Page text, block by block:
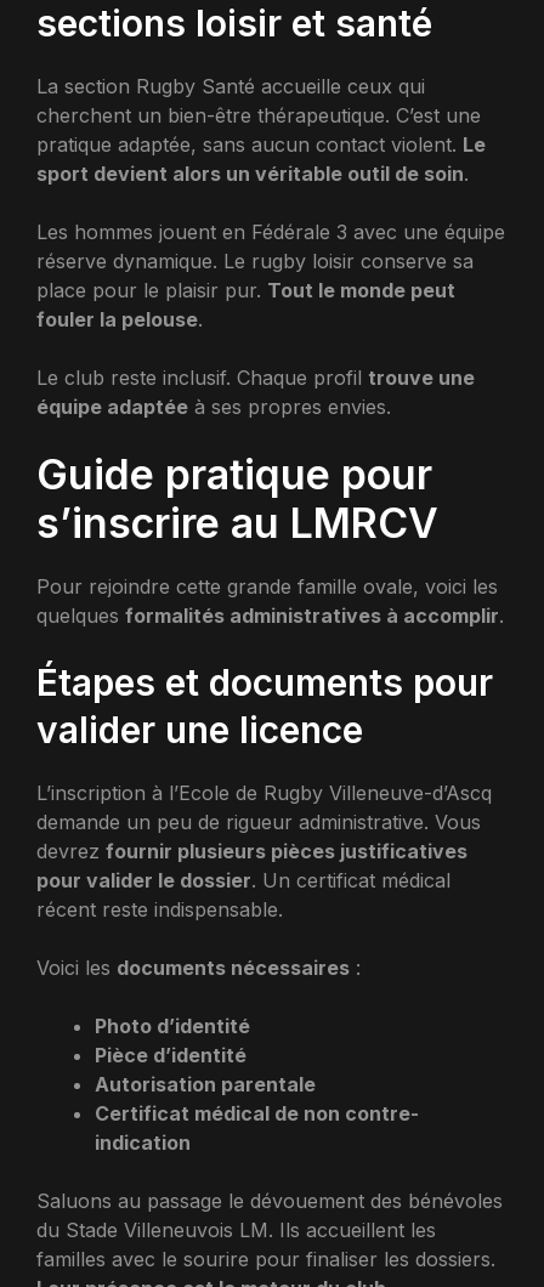
sections loisir et santé
La section Rugby Santé accueille ceux qui
cherchent un bien-être thérapeutique. C’est une
pratique adaptée, sans aucun contact violent. Le
sport devient alors un véritable outil de soin.
Les hommes jouent en Fédérale 3 avec une équipe
réserve dynamique. Le rugby loisir conserve sa
place pour le plaisir pur. Tout le monde peut
fouler la pelouse.
Le club reste inclusif. Chaque profil trouve une
équipe adaptée à ses propres envies.
Guide pratique pour
s’inscrire au LMRCV
Pour rejoindre cette grande famille ovale, voici les
quelques formalités administratives à accomplir.
Étapes et documents pour
valider une licence
L’inscription à l’Ecole de Rugby Villeneuve-d’Ascq
demande un peu de rigueur administrative. Vous
devrez fournir plusieurs pièces justificatives
pour valider le dossier. Un certificat médical
récent reste indispensable.
Voici les documents nécessaires :
Photo d’identité
Pièce d’identité
Autorisation parentale
Certificat médical de non contre-
indication
Saluons au passage le dévouement des bénévoles
du Stade Villeneuvois LM. Ils accueillent les
familles avec le sourire pour finaliser les dossiers.